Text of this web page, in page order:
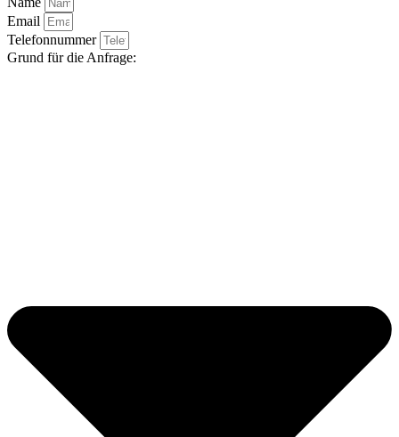
Email
Telefonnummer
Grund für die Anfrage: